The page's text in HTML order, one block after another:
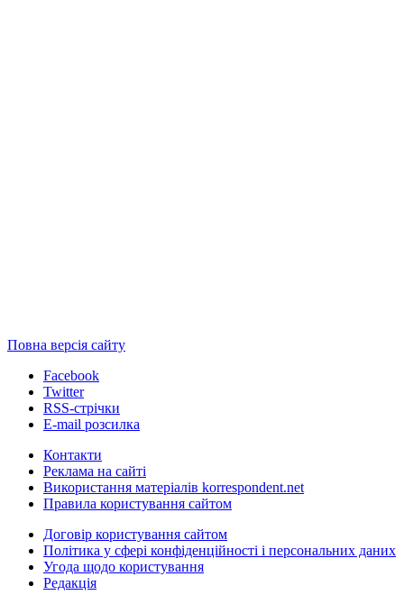
Повна версія сайту
Facebook
Twitter
RSS-стрічки
E-mail розсилка
Контакти
Реклама на сайті
Використання матеріалів korrespondent.net
Правила користування сайтом
Договір користування сайтом
Політика у сфері конфіденційності і персональних даних
Угода щодо користування
Редакція